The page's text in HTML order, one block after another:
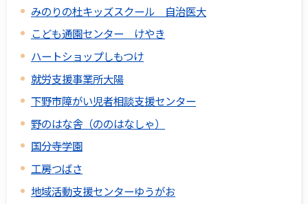
みのりの杜キッズスクール 自治医大
こども通園センター けやき
ハートショップしもつけ
就労支援事業所大陽
下野市障がい児者相談支援センター
野のはな舎（ののはなしゃ）
国分寺学園
工房つばさ
地域活動支援センターゆうがお